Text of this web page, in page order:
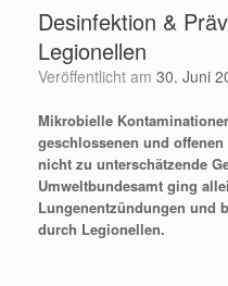
Desinfektion &
Legionellen
Veröffentlicht am 30. Juni
Mikrobielle
geschlossenen und
nicht zu unterschätzende
Umweltbundesamt ging
Lungenentzündungen und
durch Legionellen.